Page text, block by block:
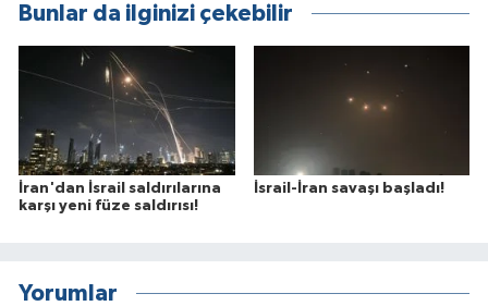
Bunlar da ilginizi çekebilir
İran'dan İsrail saldırılarına
karşı yeni füze saldırısı!
İsrail-İran savaşı başladı!
Yorumlar